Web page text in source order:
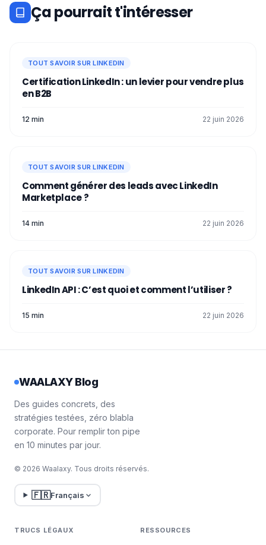
Ça pourrait t'intéresser
TOUT SAVOIR SUR LINKEDIN
Certification LinkedIn : un levier pour vendre plus
en B2B
12 min 22 juin 2026
TOUT SAVOIR SUR LINKEDIN
Comment générer des leads avec LinkedIn
Marketplace ?
14 min 22 juin 2026
TOUT SAVOIR SUR LINKEDIN
LinkedIn API : C’est quoi et comment l’utiliser ?
15 min 22 juin 2026
WAALAXY Blog
Des guides concrets, des
stratégies testées, zéro blabla
corporate. Pour remplir ton pipe
en 10 minutes par jour.
© 2026 Waalaxy. Tous droits réservés.
🇫🇷Français
TRUCS LÉGAUX RESSOURCES